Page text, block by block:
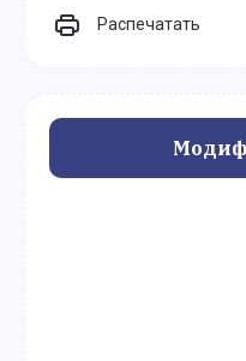
Распечатать